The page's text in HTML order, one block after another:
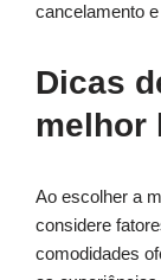
cancelamento
Dicas
melhor
Ao escolher a
considere
comodidades